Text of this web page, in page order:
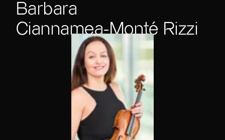
Barbara
Ciannamea-Monté Rizzi